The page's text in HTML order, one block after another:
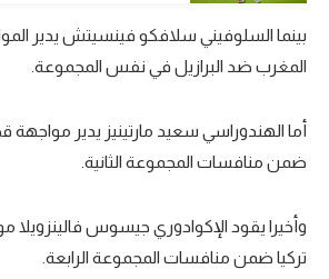
ميركاتو
تحقيق في الجول
تقرير في الجول
تحليل في الجول
بينما السلوفيني سلافكو فينسيتش يدير
المغرب ضد البرازيل في نفس المجموعة.
أما الهندوراسي سعيد مارتينيز يدير
ضمن منافسات المجموعة الثانية.
وأخيرا يقود الإكوادوري جيسوس فالينزويلا
تركيا ضمن منافسات المجموعة الرابعة.